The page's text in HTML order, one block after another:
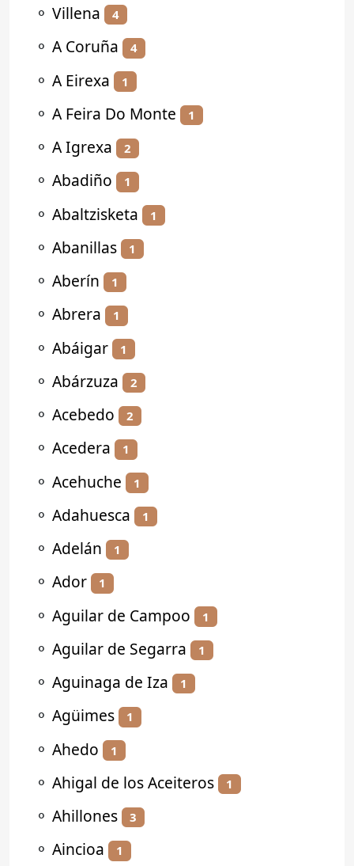
⚬ Villena 4
⚬ A Coruña 4
⚬ A Eirexa 1
⚬ A Feira Do Monte 1
⚬ A Igrexa 2
⚬ Abadiño 1
⚬ Abaltzisketa 1
⚬ Abanillas 1
⚬ Aberín 1
⚬ Abrera 1
⚬ Abáigar 1
⚬ Abárzuza 2
⚬ Acebedo 2
⚬ Acedera 1
⚬ Acehuche 1
⚬ Adahuesca 1
⚬ Adelán 1
⚬ Ador 1
⚬ Aguilar de Campoo 1
⚬ Aguilar de Segarra 1
⚬ Aguinaga de Iza 1
⚬ Agüimes 1
⚬ Ahedo 1
⚬ Ahigal de los Aceiteros 1
⚬ Ahillones 3
⚬ Aincioa 1